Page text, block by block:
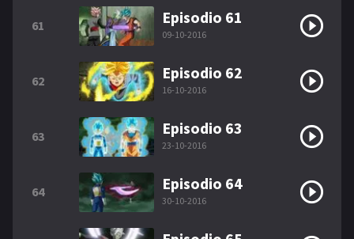
61 Episodio 61
09-10-2016
62 Episodio 62
16-10-2016
63 Episodio 63
23-10-2016
64 Episodio 64
30-10-2016